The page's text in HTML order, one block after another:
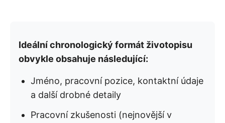
Ideální chronologický formát životopisu
obvykle obsahuje následující:
Jméno, pracovní pozice, kontaktní údaje
a další drobné detaily
Pracovní zkušenosti (nejnovější v